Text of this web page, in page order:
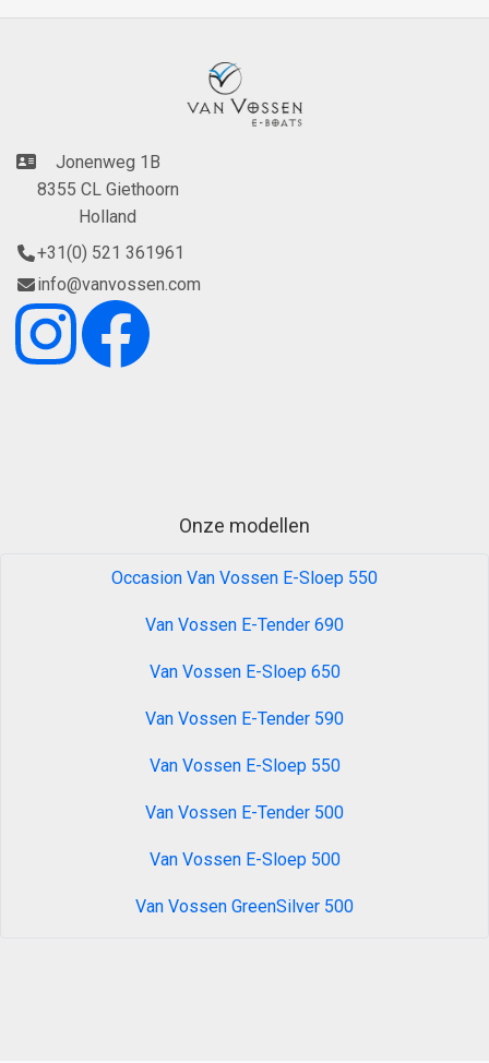
Jonenweg 1B
8355 CL Giethoorn
Holland
+31(0) 521 361961
info@vanvossen.com
Onze modellen
Occasion Van Vossen E-Sloep 550
Van Vossen E-Tender 690
Van Vossen E-Sloep 650
Van Vossen E-Tender 590
Van Vossen E-Sloep 550
Van Vossen E-Tender 500
Van Vossen E-Sloep 500
Van Vossen GreenSilver 500